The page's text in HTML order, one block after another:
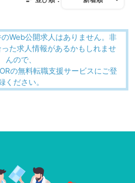
Web公開求人はありません。非
た求人情報があるかもしれませ
んので、
の無料転職支援サービスにご登
ください。